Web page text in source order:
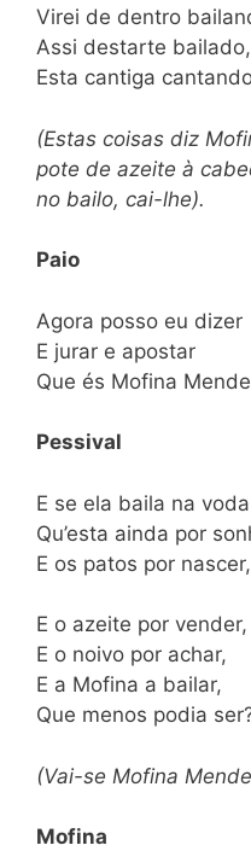
Virei de dentro
Assi destarte bailado,
Esta cantiga
(Estas coisas diz
pote de azeite à
no bailo, cai-lhe).
Paio
Agora posso eu dizer
E jurar e apostar
Que és Mofina
Pessival
E se ela baila na
Qu’esta ainda por
E os patos por nascer,
E o azeite por vender,
E o noivo por achar,
E a Mofina a bailar,
Que menos podia
(Vai-se Mofina
Mofina